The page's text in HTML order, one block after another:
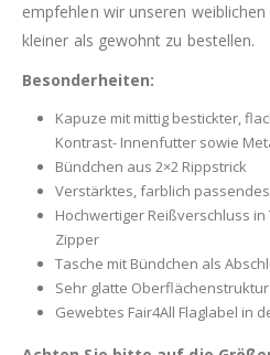
empfehlen wir unseren
kleiner als gewohnt zu bestellen.
Besonderheiten:
Kapuze mit mittig bestickter,
Kontrast- Innenfutter sowie
Bündchen aus 2×2 Rippstrick
Verstärktes, farblich
Hochwertiger Reißverschluss
Zipper
Tasche mit Bündchen als
Sehr glatte
Gewebtes Fair4All Flaglabel in